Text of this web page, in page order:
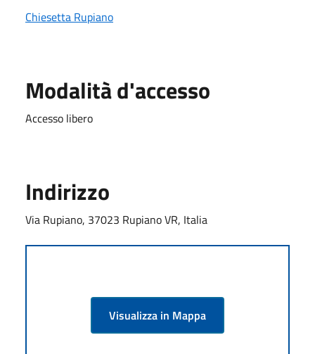
Chiesetta Rupiano
Modalità d'accesso
Accesso libero
Indirizzo
Via Rupiano, 37023 Rupiano VR, Italia
Visualizza in Mappa